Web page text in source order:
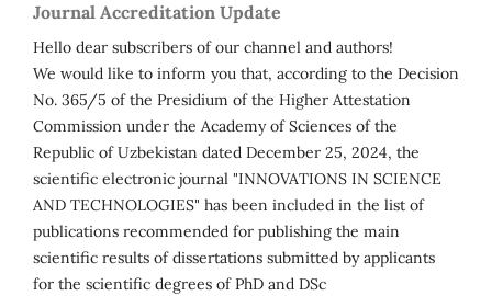
Journal Accreditation Update
Hello dear subscribers of our channel and authors!
We would like to inform you that, according to the Decision
No. 365/5 of the Presidium of the Higher Attestation
Commission under the Academy of Sciences of the
Republic of Uzbekistan dated December 25, 2024, the
scientific electronic journal "INNOVATIONS IN SCIENCE
AND TECHNOLOGIES" has been included in the list of
publications recommended for publishing the main
scientific results of dissertations submitted by applicants
for the scientific degrees of PhD and DSc